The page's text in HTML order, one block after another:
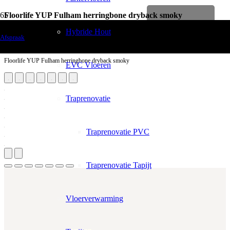
Afspraak
Hybride Hout
EVC Vloeren
Traprenovatie
Traprenovatie PVC
Traprenovatie Tapijt
Vloerverwarming
Floorlife YUP Fulham herringbone dryback smoky
Floorlife YUP Fulham herringbone dryback smoky